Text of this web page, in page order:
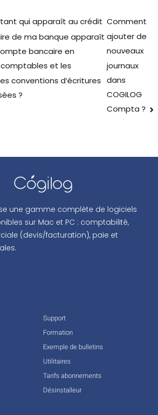
qui apparaît au crédit
de ma banque apparaît
bancaire en
et les
conventions d’écritures
?
Comment
ajouter de
nouveaux
journaux
dans
COGILOG
Compta ?
une gamme complète de logiciels
sur Mac et PC : comptabilité,
(devis/facturation), paie et
Support
Formation
Exemple de bulletins
Utilitaires
Tarifs abonnements
Désinstalleur